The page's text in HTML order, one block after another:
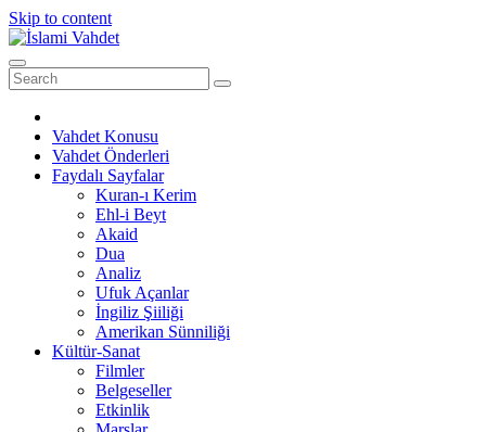
Skip to content
Vahdet Konusu
Vahdet Önderleri
Faydalı Sayfalar
Kuran-ı Kerim
Ehl-i Beyt
Akaid
Dua
Analiz
Ufuk Açanlar
İngiliz Şiiliği
Amerikan Sünniliği
Kültür-Sanat
Filmler
Belgeseller
Etkinlik